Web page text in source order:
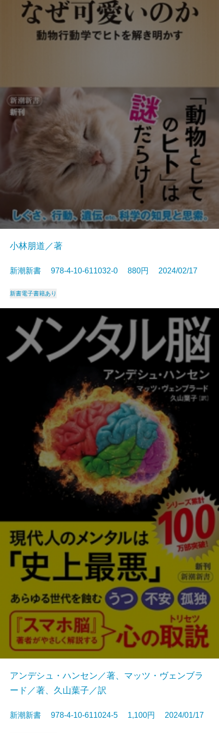
小林朋道／著
新潮新書 978-4-10-611032-0 880円 2024/02/17
新書電子書籍あり
アンデシュ・ハンセン／著、マッツ・ヴェンブラ
ード／著、久山葉子／訳
新潮新書 978-4-10-611024-5 1,100円 2024/01/17